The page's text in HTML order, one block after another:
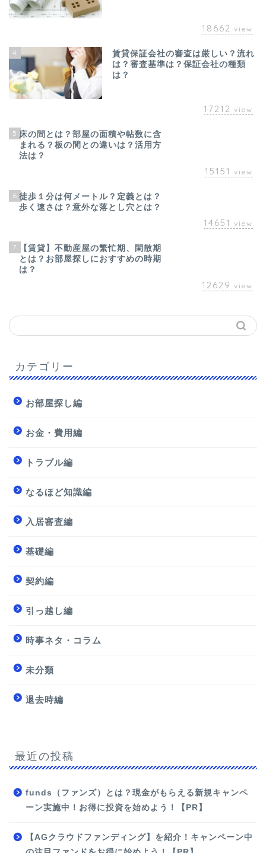
18662 view
4
賃貸保証会社の審査は厳しい？流れ
は？審査基準は？保証会社の種類
は？
17212 view
5 床の間とは？部屋の面積や帖数に含
まれる？板の間との違いは？活用方
法は？
15151 view
6 徒歩１分は何メートル？定義とは？
歩く速さは？意外な落とし穴とは？
14651 view
7
【賃貸】不動産屋の繁忙期、閑散期
とは？お部屋探しにおすすめの時期
は？
12629 view
カテゴリー
お部屋探し編
お金・費用編
トラブル編
なるほど知識編
入居審査編
基礎編
契約編
引っ越し編
時事ネタ・コラム
未分類
退去時編
最近の投稿
funds（ファンズ）とは？現金がもらえる新規キャンペ
ーン実施中！お得に投資を始めよう！【PR】
【AGクラウドファンディング】を紹介！キャンペーン中